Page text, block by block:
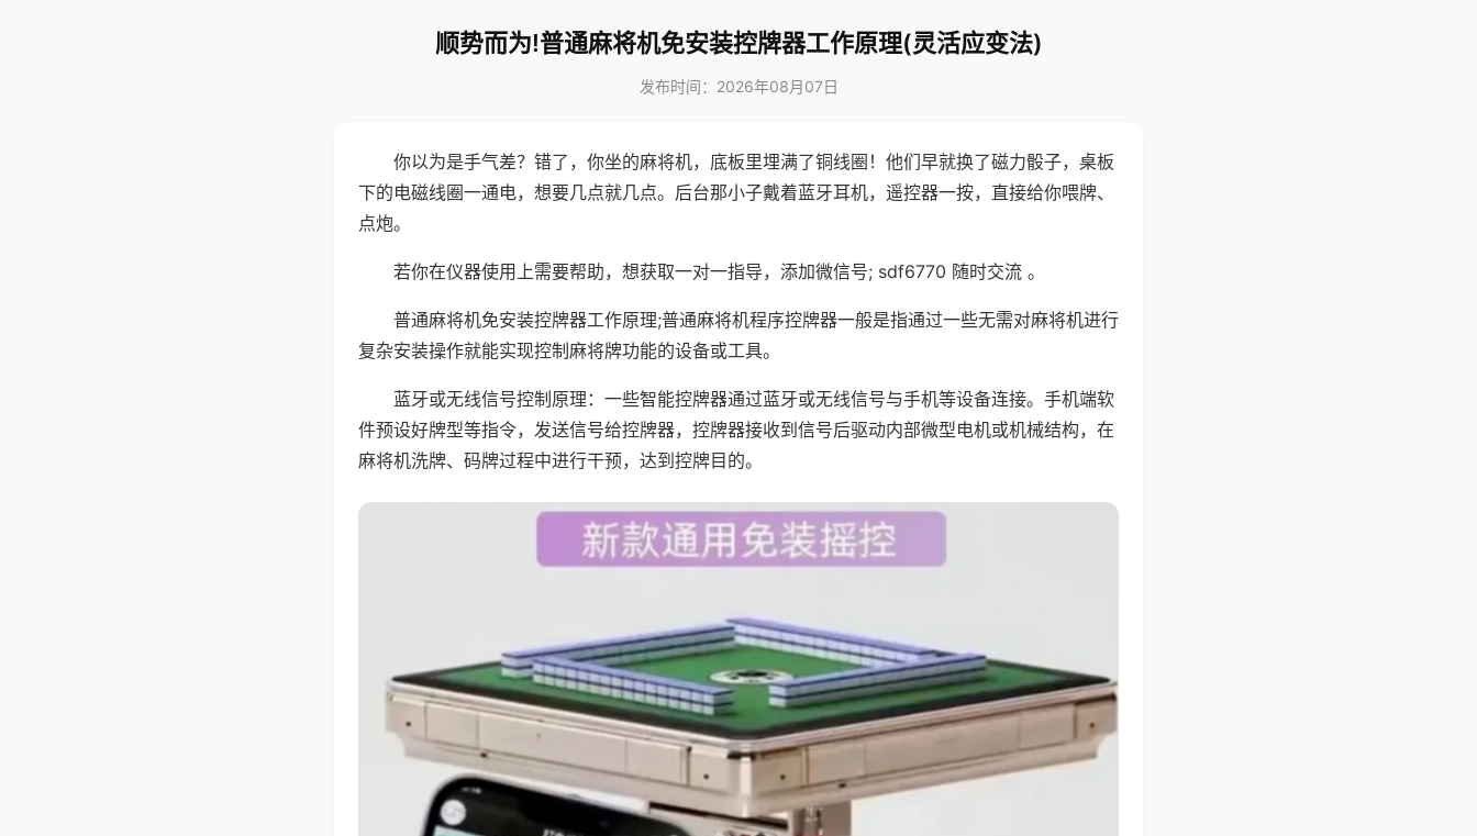
顺势而为!普通麻将机免安装控牌器工作原理(灵活应变法)
发布时间：2026年08月07日
你以为是手气差？错了，你坐的麻将机，底板里埋满了铜线圈！他们早就换了磁力骰子，桌板
下的电磁线圈一通电，想要几点就几点。后台那小子戴着蓝牙耳机，遥控器一按，直接给你喂牌、
点炮。
若你在仪器使用上需要帮助，想获取一对一指导，添加微信号; sdf6770 随时交流 。
普通麻将机免安装控牌器工作原理;普通麻将机程序控牌器一般是指通过一些无需对麻将机进行
复杂安装操作就能实现控制麻将牌功能的设备或工具。
蓝牙或无线信号控制原理：一些智能控牌器通过蓝牙或无线信号与手机等设备连接。手机端软
件预设好牌型等指令，发送信号给控牌器，控牌器接收到信号后驱动内部微型电机或机械结构，在
麻将机洗牌、码牌过程中进行干预，达到控牌目的。